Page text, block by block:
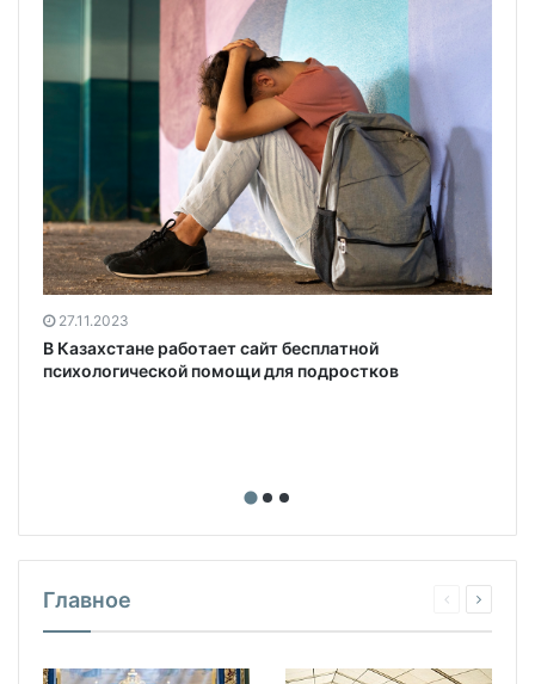
27.11.2023
В Казахстане работает сайт бесплатной
психологической помощи для подростков
Главное